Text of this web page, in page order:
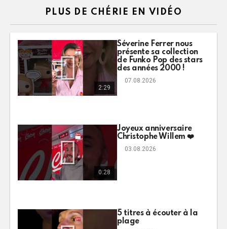
PLUS DE CHÉRIE EN VIDÉO
2:29
Séverine Ferrer nous
présente sa collection
de Funko Pop des stars
des années 2000 !
07.08.2026
0:28
Joyeux anniversaire
Christophe Willem ❤️
03.08.2026
5 titres à écouter à la
plage